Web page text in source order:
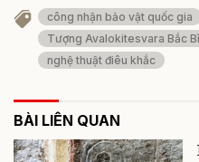
công nhận bảo vật quốc gia
Tượng Avalokitesvara Bắc
nghệ thuật điêu khắc
BÀI LIÊN QUAN